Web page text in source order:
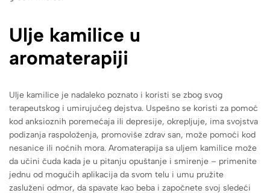
Ulje kamilice u
aromaterapiji
Ulje kamilice je nadaleko poznato i koristi se zbog svog
terapeutskog i umirujućeg dejstva. Uspešno se koristi za pomoć
kod anksioznih poremećaja ili depresije, okrepljuje, ima svojstva
podizanja raspoloženja, promoviše zdrav san, može pomoći kod
nesanice ili noćnih mora. Aromaterapija sa uljem kamilice može
da učini čuda kada je u pitanju opuštanje i smirenje – primenite
jednu od mogućih aplikacija da svom telu i umu pružite
zasluženi odmor, da spavate kao beba i započnete svoj sledeći